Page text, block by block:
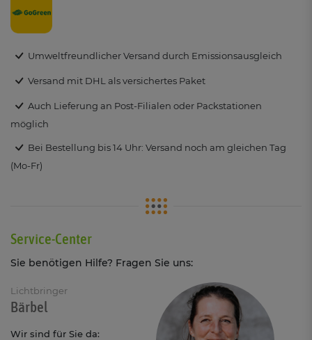
Umweltfreundlicher Versand durch Emissionsausgleich
Versand mit DHL als versichertes Paket
Auch Lieferung an Post-Filialen oder Packstationen
möglich
Bei Bestellung bis 14 Uhr: Versand noch am gleichen Tag
(Mo-Fr)
Service-Center
Sie benötigen Hilfe? Fragen Sie uns:
Lichtbringer
Bärbel
Wir sind für Sie da: